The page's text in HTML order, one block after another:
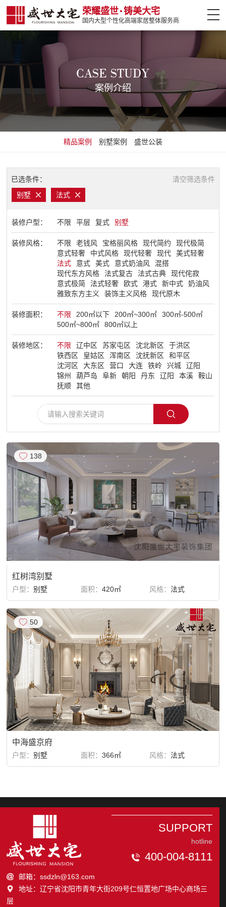
荣耀盛世 铸美大宅
国内大型个性化高端家居整体服务商
案例介绍
热门楼盘
盛世精工
装修攻略
了解盛世
CASE STUDY
案例介绍
精品案例 别墅案例 盛世公装
已选条件：
清空筛选条件
别墅
法式
装修户型： 不限 平层 复式 别墅
装修风格： 不限 老钱风 宝格丽风格 现代简约
现代极简
意式轻奢
中式风格 现代轻奢 现代
美式轻奢
法式
意式 美式 意式奶油风
混搭
现代东方风格
法式复古 法式古典
现代侘寂
意式极简
法式轻奢 欧式 港式 新中式
奶油风
雅致东方主义
装饰主义风格 现代原木
装修面积： 不限 200㎡以下 200㎡~300㎡
300㎡-500㎡
500㎡~800㎡
800㎡以上
装修地区： 不限 辽中区 苏家屯区 沈北新区
于洪区
铁西区
皇姑区 浑南区 沈抚新区
和平区
沈河区
大东区 营口 大连 铁岭 兴城
辽阳
锦州
葫芦岛 阜新 朝阳 丹东 辽阳 本溪
鞍山
抚顺
其他
红树湾别墅
户型：别墅 面积：420㎡ 风格： 法式
138
中海盛京府
户型：别墅 面积：366㎡ 风格： 法式
50
SUPPORT
hotline
400-004-8111
邮箱：ssdzln@163.com
地址：辽宁省沈阳市青年大街209号仁恒置地广场中心商场三
层